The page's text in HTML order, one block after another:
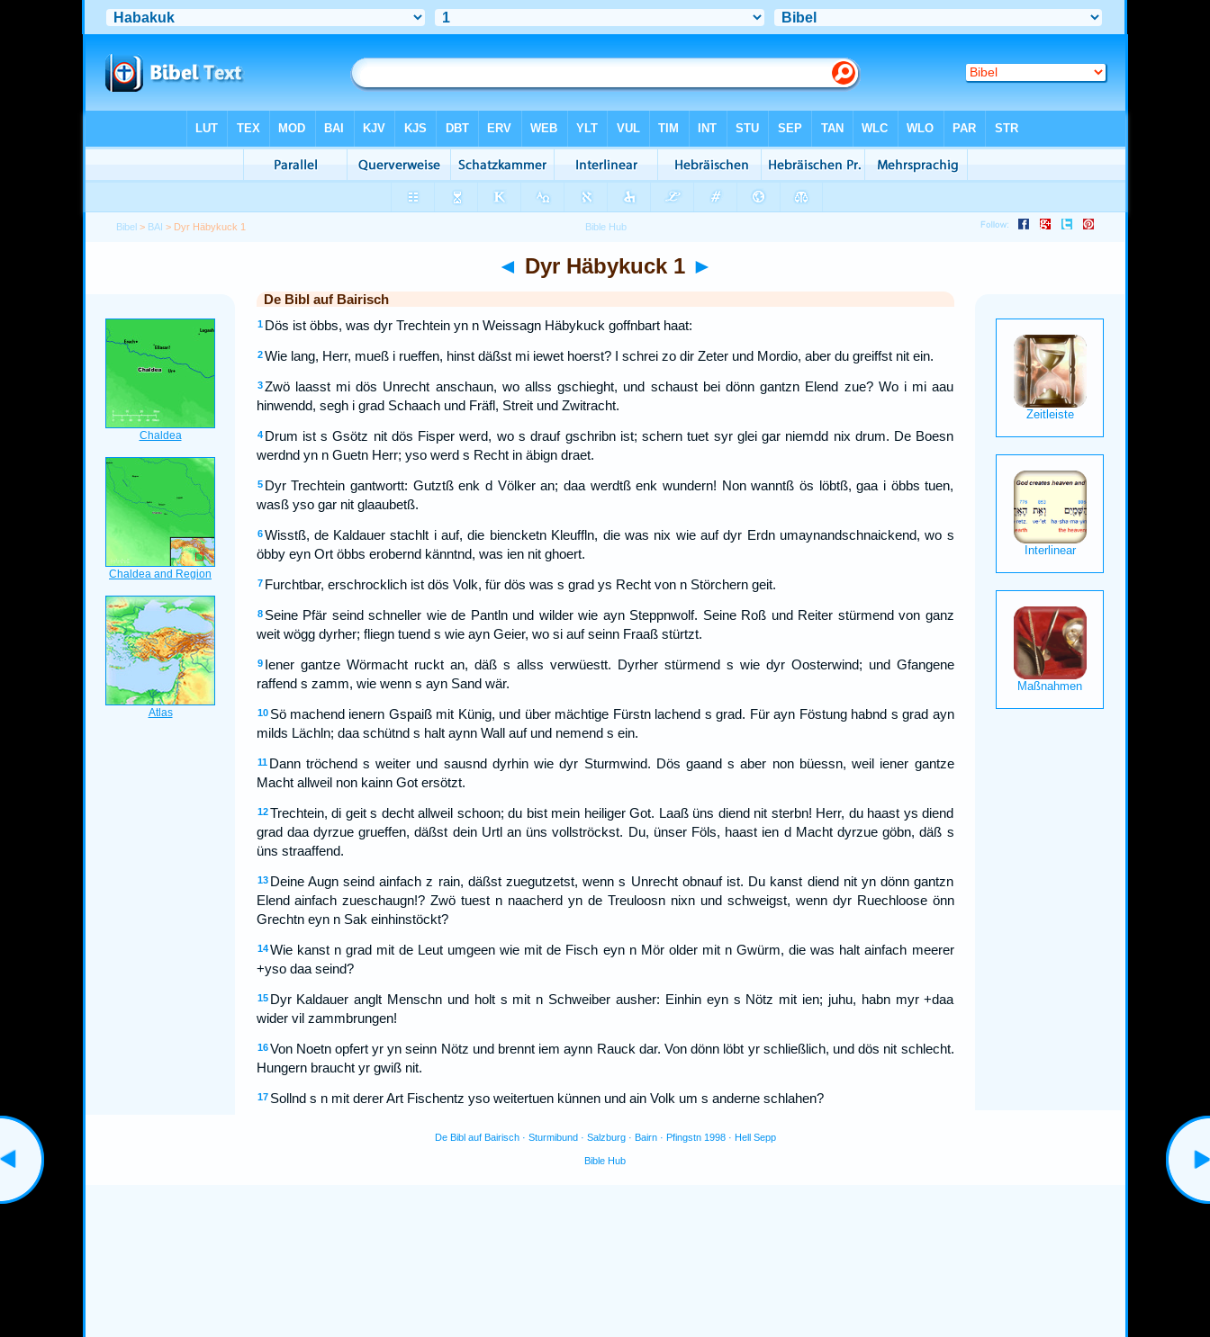
Bibel > BAI > Dyr Häbykuck 1
◄ Dyr Häbykuck 1 ►
De Bibl auf Bairisch
1 Dös ist öbbs, was dyr Trechtein yn n Weissagn Häbykuck goffnbart haat:
2 Wie lang, Herr, mueß i rueffen, hinst däßst mi iewet hoerst? I schrei zo dir Zeter und Mordio, aber du greiffst nit ein.
3 Zwö laasst mi dös Unrecht anschaun, wo allss gschieght, und schaust bei dönn gantzn Elend zue? Wo i mi aau
hinwendd, segh i grad Schaach und Fräfl, Streit und Zwitracht.
4 Drum ist s Gsötz nit dös Fisper werd, wo s drauf gschribn ist; schern tuet syr glei gar niemdd nix drum. De Boesn
werdnd yn n Guetn Herr; yso werd s Recht in äbign draet.
5 Dyr Trechtein gantwortt: Gutztß enk d Völker an; daa werdtß enk wundern! Non wanntß ös löbtß, gaa i öbbs tuen,
wasß yso gar nit glaaubetß.
6 Wisstß, de Kaldauer stachlt i auf, die biencketn Kleuffln, die was nix wie auf dyr Erdn umaynandschnaickend, wo s
öbby eyn Ort öbbs erobernd känntnd, was ien nit ghoert.
7 Furchtbar, erschrocklich ist dös Volk, für dös was s grad ys Recht von n Störchern geit.
8 Seine Pfär seind schneller wie de Pantln und wilder wie ayn Steppnwolf. Seine Roß und Reiter stürmend von ganz
weit wögg dyrher; fliegn tuend s wie ayn Geier, wo si auf seinn Fraaß stürtzt.
9 Iener gantze Wörmacht ruckt an, däß s allss verwüestt. Dyrher stürmend s wie dyr Oosterwind; und Gfangene
raffend s zamm, wie wenn s ayn Sand wär.
10 Sö machend ienern Gspaiß mit Künig, und über mächtige Fürstn lachend s grad. Für ayn Föstung habnd s grad ayn
milds Lächln; daa schütnd s halt aynn Wall auf und nemend s ein.
11 Dann tröchend s weiter und sausnd dyrhin wie dyr Sturmwind. Dös gaand s aber non büessn, weil iener gantze
Macht allweil non kainn Got ersötzt.
12 Trechtein, di geit s decht allweil schoon; du bist mein heiliger Got. Laaß üns diend nit sterbn! Herr, du haast ys diend
grad daa dyrzue grueffen, däßst dein Urtl an üns vollströckst. Du, ünser Föls, haast ien d Macht dyrzue göbn, däß s
üns straaffend.
13 Deine Augn seind ainfach z rain, däßst zuegutzetst, wenn s Unrecht obnauf ist. Du kanst diend nit yn dönn gantzn
Elend ainfach zueschaugn!? Zwö tuest n naacherd yn de Treuloosn nixn und schweigst, wenn dyr Ruechloose önn
Grechtn eyn n Sak einhinstöckt?
14 Wie kanst n grad mit de Leut umgeen wie mit de Fisch eyn n Mör older mit n Gwürm, die was halt ainfach meerer
+yso daa seind?
15 Dyr Kaldauer anglt Menschn und holt s mit n Schweiber ausher: Einhin eyn s Nötz mit ien; juhu, habn myr +daa
wider vil zammbrungen!
16 Von Noetn opfert yr yn seinn Nötz und brennt iem aynn Rauck dar. Von dönn löbt yr schließlich, und dös nit schlecht.
Hungern braucht yr gwiß nit.
17 Sollnd s n mit derer Art Fischentz yso weitertuen künnen und ain Volk um s anderne schlahen?
De Bibl auf Bairisch · Sturmibund · Salzburg · Bairn · Pfingstn 1998 · Hell Sepp
Bible Hub